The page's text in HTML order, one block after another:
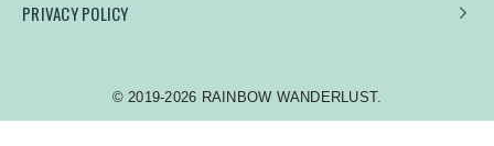
PRIVACY POLICY
© 2019-2026 RAINBOW WANDERLUST.